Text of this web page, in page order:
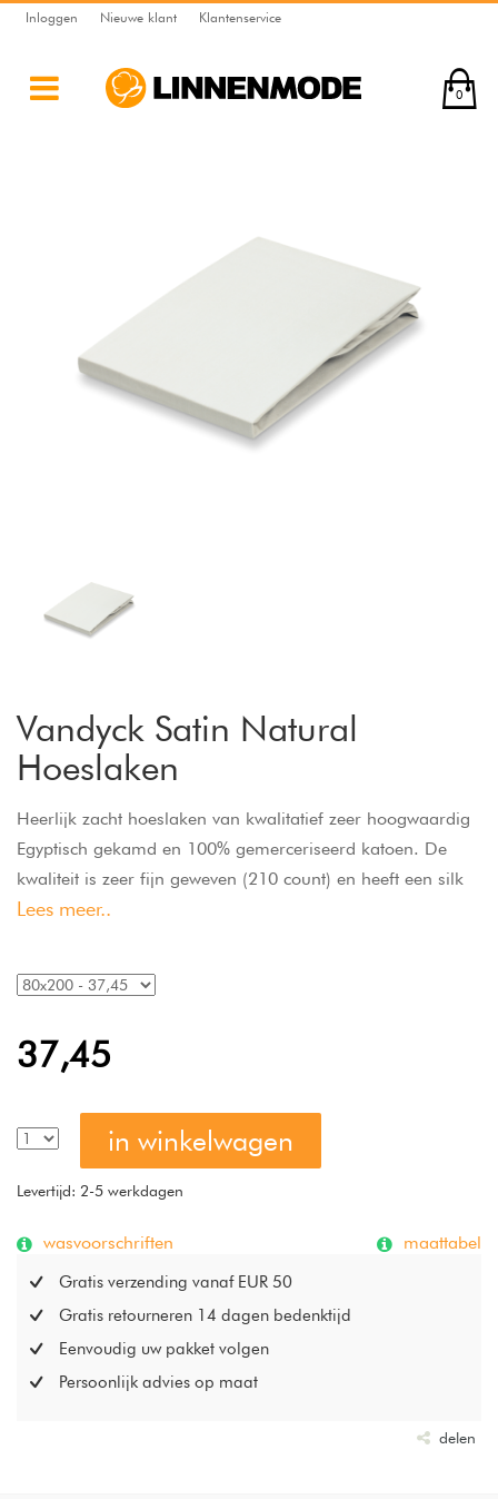
Inloggen Nieuwe klant Klantenservice
0
Vandyck Satin Natural
Hoeslaken
Heerlijk zacht hoeslaken van kwalitatief zeer hoogwaardig
Egyptisch gekamd en 100% gemerceriseerd katoen. De
kwaliteit is zeer fijn geweven (210 count) en heeft een silk
finish. Het hoeslaken heeft een perfecte pasvorm door het
hoog.
Lees meer..
37,45
in winkelwagen
Levertijd: 2-5 werkdagen
wasvoorschriften maattabel
Gratis verzending vanaf EUR 50
Gratis retourneren 14 dagen bedenktijd
Eenvoudig uw pakket volgen
Persoonlijk advies op maat
delen